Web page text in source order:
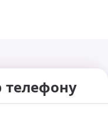
телефону